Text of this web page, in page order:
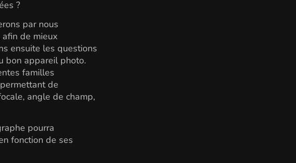
?
par nous
afin de mieux
ensuite les questions
bon appareil photo.
familles
de
angle de champ,
pourra
fonction de ses